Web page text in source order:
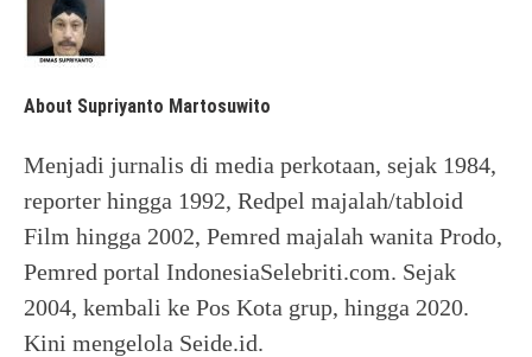
About Supriyanto Martosuwito
Menjadi jurnalis di media perkotaan, sejak 1984,
reporter hingga 1992, Redpel majalah/tabloid
Film hingga 2002, Pemred majalah wanita Prodo,
Pemred portal IndonesiaSelebriti.com. Sejak
2004, kembali ke Pos Kota grup, hingga 2020.
Kini mengelola Seide.id.